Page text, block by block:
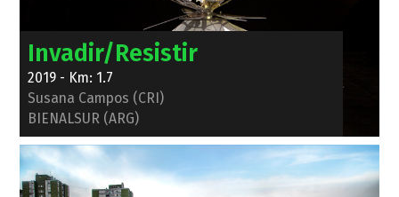
Invadir/Resistir
2019 - Km: 1.7
Susana Campos (CRI)
BIENALSUR (ARG)